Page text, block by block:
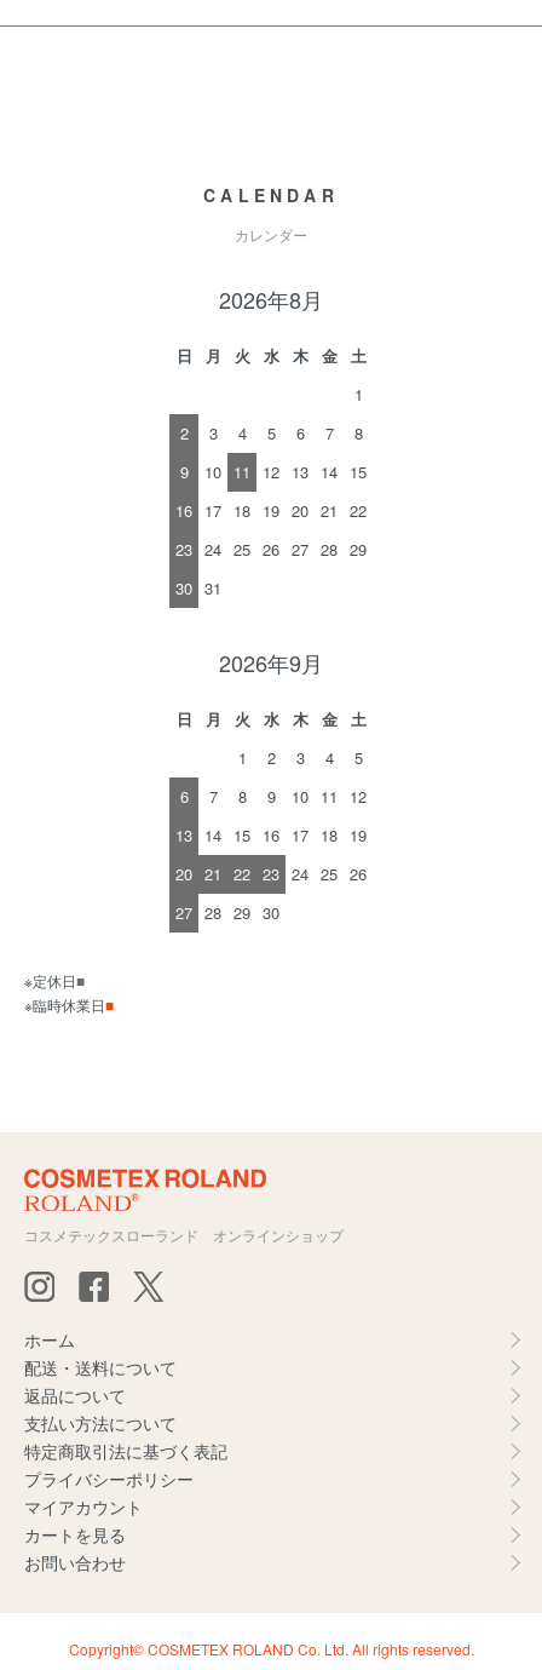
CALENDAR
カレンダー
2026年8月
日 月 火 水 木 金
土
1
2
3 4 5 6 7
8
9
10 11 12 13 14 15
16 17 18 19 20 21
22
23 24 25 26 27 28 29
30 31
2026年9月
日 月 火 水 木 金
土
1
2 3 4
5
6
7 8 9 10 11
12
13 14 15 16 17 18 19
20 21 22 23 24 25 26
27 28 29 30
※定休日■
※臨時休業日■
コスメテックスローランド オンラインショップ
ホーム
配送・送料について
返品について
支払い方法について
特定商取引法に基づく表記
プライバシーポリシー
マイアカウント
カートを見る
お問い合わせ
Copyright© COSMETEX ROLAND Co. Ltd. All rights reserved.